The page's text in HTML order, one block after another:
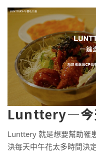
Lunttery—今
Lunttery 就是想要幫助罹
決每天中午花太多時間決